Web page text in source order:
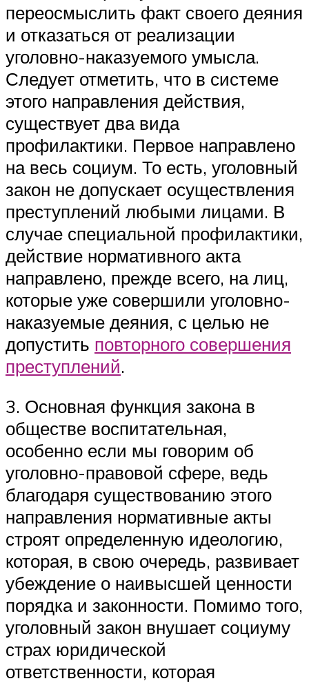
переосмыслить факт своего деяния
и отказаться от реализации
уголовно-наказуемого умысла.
Следует отметить, что в системе
этого направления действия,
существует два вида
профилактики. Первое направлено
на весь социум. То есть, уголовный
закон не допускает осуществления
преступлений любыми лицами. В
случае специальной профилактики,
действие нормативного акта
направлено, прежде всего, на лиц,
которые уже совершили уголовно-
наказуемые деяния, с целью не
допустить повторного совершения
преступлений.
3. Основная функция закона в
обществе воспитательная,
особенно если мы говорим об
уголовно-правовой сфере, ведь
благодаря существованию этого
направления нормативные акты
строят определенную идеологию,
которая, в свою очередь, развивает
убеждение о наивысшей ценности
порядка и законности. Помимо того,
уголовный закон внушает социуму
страх юридической
ответственности, которая